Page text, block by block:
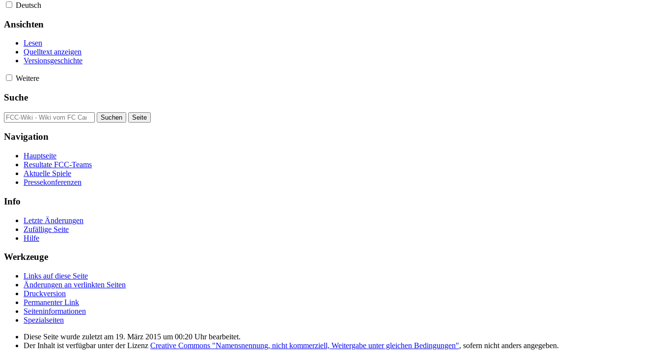
Deutsch
Ansichten
Lesen
Quelltext anzeigen
Versionsgeschichte
Weitere
Suche
Navigation
Hauptseite
Resultate FCC-Teams
Aktuelle Spiele
Pressekonferenzen
Info
Letzte Änderungen
Zufällige Seite
Hilfe
Werkzeuge
Links auf diese Seite
Änderungen an verlinkten Seiten
Druckversion
Permanenter Link
Seiten­­informationen
Spezialseiten
Diese Seite wurde zuletzt am 19. März 2015 um 00:20 Uhr bearbeitet.
Der Inhalt ist verfügbar unter der Lizenz Creative Commons "Namensnennung, nicht kommerziell, Weitergabe unter gleichen Bedingungen", sofern nicht anders angegeben.